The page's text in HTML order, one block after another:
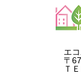
エ
〒
Ｔ